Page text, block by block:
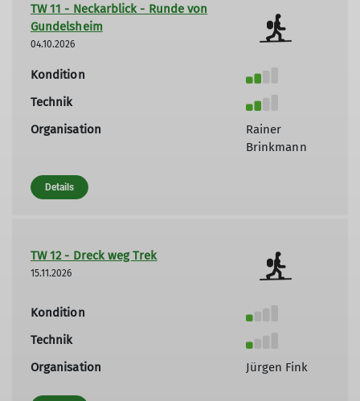
TW 11 - Neckarblick - Runde von
Gundelsheim
04.10.2026
Kondition
Technik
Organisation
Rainer
Brinkmann
Details
TW 12 - Dreck weg Trek
15.11.2026
Kondition
Technik
Organisation
Jürgen Fink